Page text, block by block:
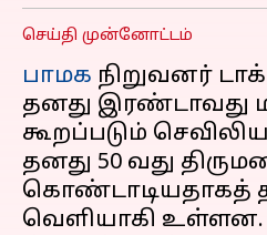
செய்தி முன்னோட்டம்
பாமக நிறுவனர்
தனது இரண்டாவது
கூறப்படும்
தனது 50 வது
கொண்டாடியதாகத்
வெளியாகி உள்ளன.